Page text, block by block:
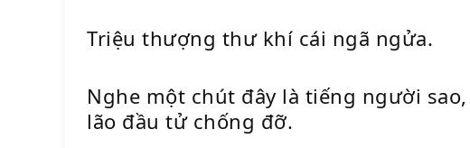
Triệu thượng thư khí cái ngã ngửa.
Nghe một chút đây là tiếng người
lão đầu tử chống đỡ.